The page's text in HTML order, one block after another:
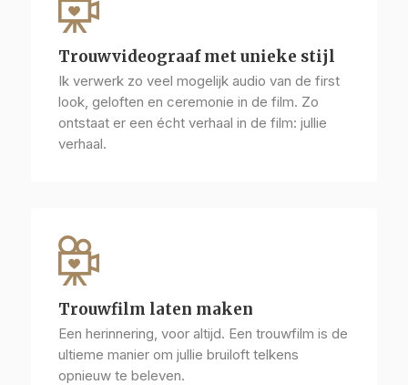
Trouwvideograaf met unieke stijl
Ik verwerk zo veel mogelijk audio van de first
look, geloften en ceremonie in de film. Zo
ontstaat er een écht verhaal in de film: jullie
verhaal.
Trouwfilm laten maken
Een herinnering, voor altijd. Een trouwfilm is de
ultieme manier om jullie bruiloft telkens
opnieuw te beleven.